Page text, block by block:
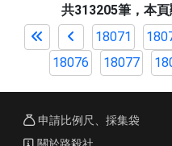
共313205筆，本
18071
18076
18077
申請比例尺、採集袋